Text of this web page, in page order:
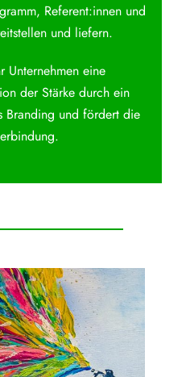
Referent:innen und
und liefern.
Unternehmen eine
der Stärke durch ein
Branding und fördert die